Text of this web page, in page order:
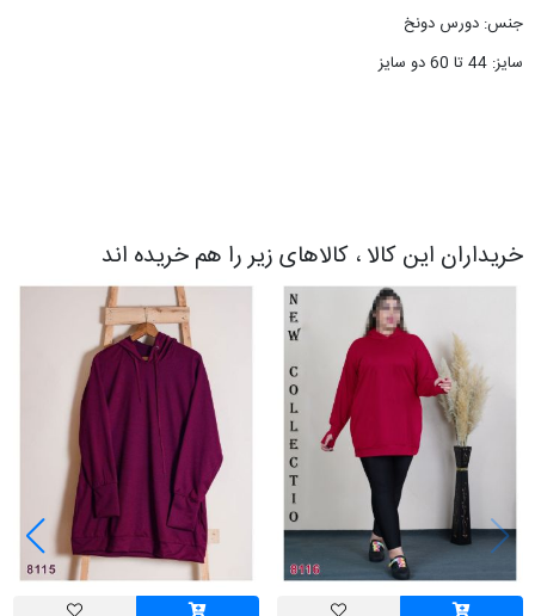
جنس: دورس دونخ
سایز: 44 تا 60 دو سایز
خریداران این کالا ، کالاهای زیر را هم خریده اند